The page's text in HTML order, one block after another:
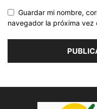
Guardar mi nombre,
navegador la próxima vez